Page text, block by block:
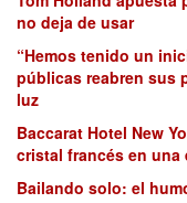
no deja de usar
“Hemos tenido un
públicas reabren sus
luz
Baccarat Hotel New
cristal francés en una
Bailando solo: el